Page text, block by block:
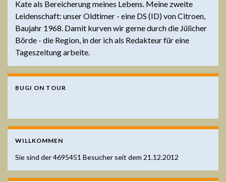
Kate als Bereicherung meines Lebens. Meine zweite
Leidenschaft: unser Oldtimer - eine DS (ID) von Citroen,
Baujahr 1968. Damit kurven wir gerne durch die Jülicher
Börde - die Region, in der ich als Redakteur für eine
Tageszeitung arbeite.
BUGI ON TOUR
WILLKOMMEN
Sie sind der4695451 Besucher seit dem 21.12.2012